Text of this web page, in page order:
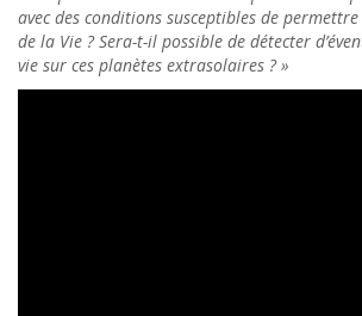
avec des conditions susceptibles de
de la Vie ? Sera-t-il possible de détecter
vie sur ces planètes extrasolaires ? »